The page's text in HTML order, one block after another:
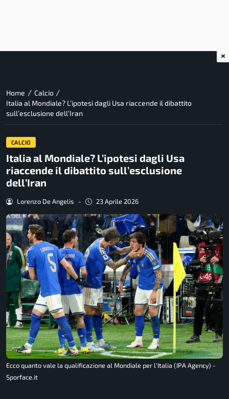
Home / Calcio /
Italia al Mondiale? L’ipotesi dagli Usa riaccende il dibattito
sull’esclusione dell’Iran
CALCIO
Italia al Mondiale? L’ipotesi dagli Usa
riaccende il dibattito sull’esclusione
dell’Iran
Lorenzo De Angelis - 23 Aprile 2026
Ecco quanto vale la qualificazione al Mondiale per l'Italia (IPA Agency) -
Sporface.it
×